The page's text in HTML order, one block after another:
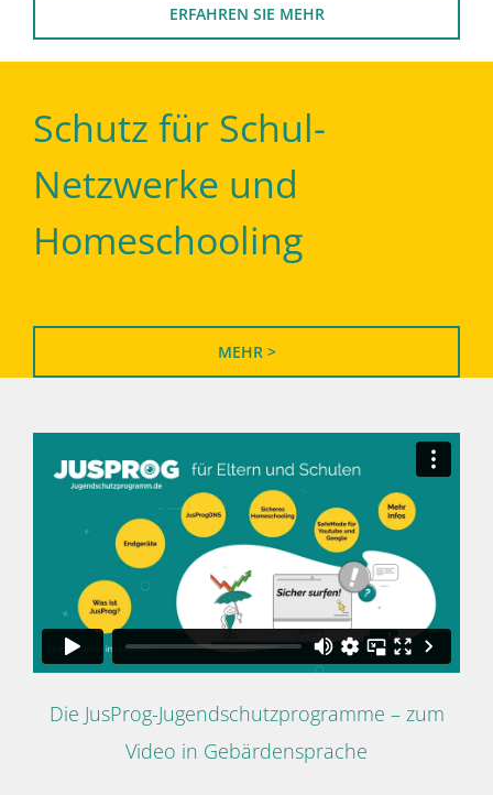
ERFAHREN SIE MEHR
Schutz für Schul-
Netzwerke und
Homeschooling
MEHR >
Die JusProg-Jugendschutzprogramme – zum
Video in Gebärdensprache